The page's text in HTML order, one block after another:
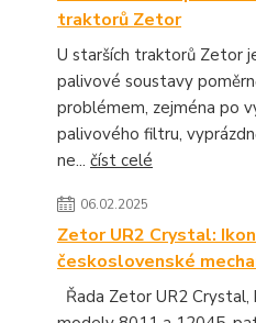
traktorů Zetor
U starších traktorů Zetor
palivové soustavy
problémem, zejména po
palivového filtru,
ne... číst celé
06.02.2025
Zetor UR2 Crystal:
československé
Řada Zetor UR2 Crystal,